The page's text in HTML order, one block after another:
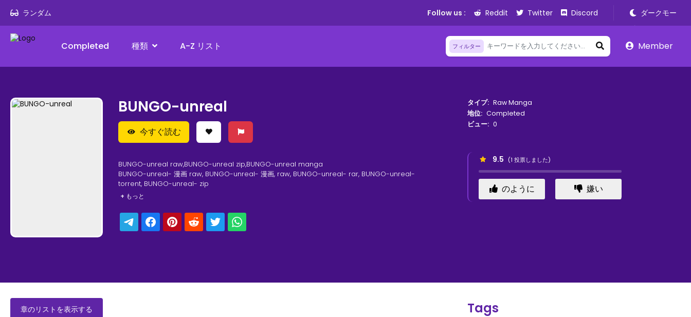
ランダム Follow us : Reddit Twitter Discord
ダークモー
ド
Completed 種類 A-Z リスト フィルター Member
BUNGO-unreal
今すぐ読む
BUNGO-unreal raw,BUNGO-unreal zip,BUNGO-unreal manga
BUNGO-unreal- 漫画 raw, BUNGO-unreal- 漫画, raw, BUNGO-unreal- rar, BUNGO-unreal-
torrent, BUNGO-unreal- zip
+ もっと
タイプ: Raw Manga
地位: Completed
ビュー: 0
9.5 (1 投票しました)
のように 嫌い
章のリストを表示する Tags